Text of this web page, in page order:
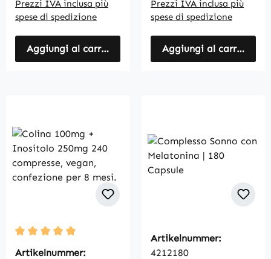
Prezzi IVA inclusa più
spese di spedizione
Aggiungi al carrello
Prezzi IVA inclusa più
spese di spedizione
Aggiungi al carrello
Average rating of 5 out of 5 stars
Artikelnummer:
Artikelnummer:
4212180